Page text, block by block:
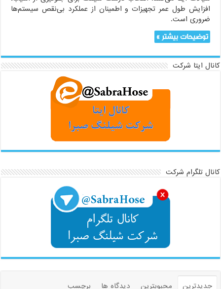
افزایش طول عمر تجهیزات و اطمینان از عملکرد بی‌نقص سیستم‌ها
ضروری است.
توضیحات بیشتر »
کانال ایتا شرکت
کانال تلگرام شرکت
جدیدترین محبوبترین دیدگاه ها
برچسب